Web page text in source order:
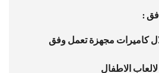
:
من خلال كاميرات مجهزة تعمل وفق
الاطفال